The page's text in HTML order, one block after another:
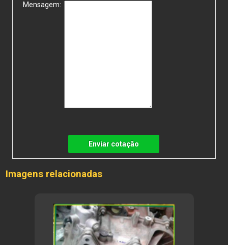
Mensagem:
Enviar cotação
Imagens relacionadas